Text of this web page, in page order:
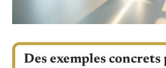
Des exemples